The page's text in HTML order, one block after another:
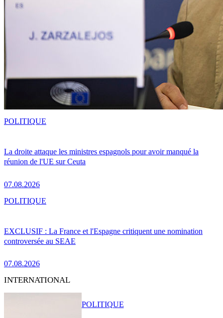
La droite attaque les ministres espagnols pour avoir manqué la
réunion de l'UE sur Ceuta
07.08.2026
POLITIQUE
EXCLUSIF : La France et l'Espagne critiquent une nomination
controversée au SEAE
07.08.2026
POLITIQUE
INTERNATIONAL
POLITIQUE